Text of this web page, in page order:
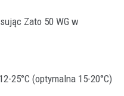
Zato 50 WG w
25°C (optymalna 15-20°C)